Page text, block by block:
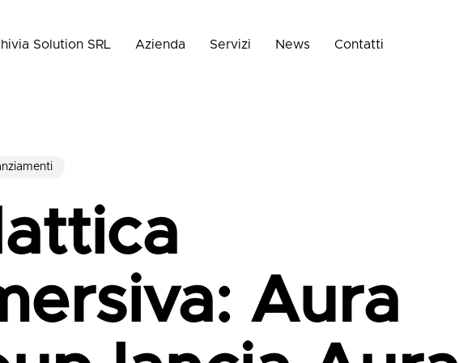
Solution SRL Azienda Servizi News Contatti
Aura